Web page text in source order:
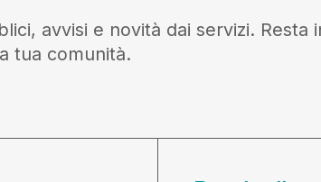
avvisi e novità dai servizi.
tua comunità.